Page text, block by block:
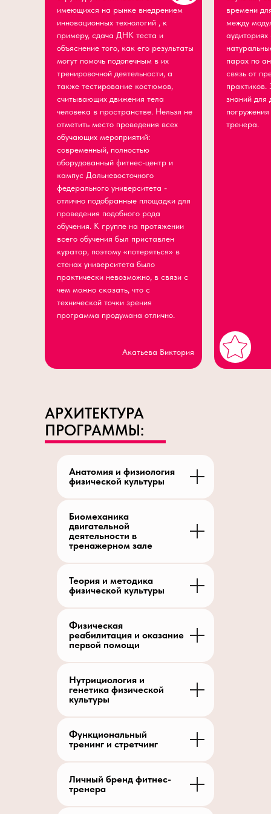
имеющихся на рынке внедрением
инновационных технологий , к
примеру, сдача ДНК теста и
объяснение того, как его результаты
могут помочь подопечным в их
тренировочной деятельности, а
также тестирование костюмов,
считывающих движения тела
человека в пространстве. Нельзя не
отметить место проведения всех
обучающих мероприятий:
современный, полностью
оборудованный фитнес-центр и
кампус Дальневосточного
федерального университета -
отлично подобранные площадки для
проведения подобного рода
обучения. К группе на протяжении
всего обучения был приставлен
куратор, поэтому «потеряться» в
стенах университета было
практически невозможно, в связи с
чем можно сказать, что с
технической точки зрения
программа продумана отлично.
Акатьева Виктория
времени
между
парах по
связь от
практиков.
знаний для
тренера.
Анатомия и физиология
физической культуры
Биомеханика
двигательной
деятельности в
тренажерном зале
Теория и методика
физической культуры
Физическая
реабилитация и оказание
первой помощи
Нутрициология и
генетика физической
культуры
Функциональный
тренинг и стретчинг
Личный бренд фитнес-
тренера
АРХИТЕКТУРА
ПРОГРАММЫ: